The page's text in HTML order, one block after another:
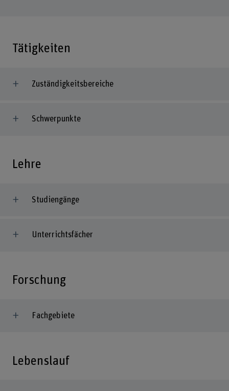
Tätigkeiten
Zuständigkeitsbereiche
Schwerpunkte
Lehre
Studiengänge
Unterrichtsfächer
Forschung
Fachgebiete
Lebenslauf